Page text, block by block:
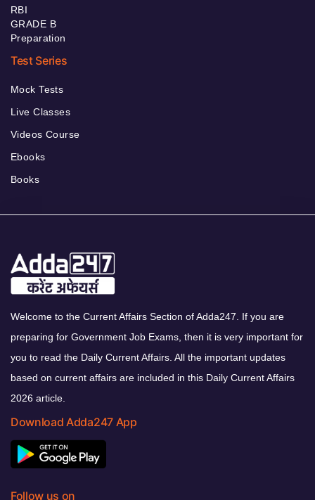
RBI
GRADE B
Preparation
Test Series
Mock Tests
Live Classes
Videos Course
Ebooks
Books
Welcome to the Current Affairs Section of Adda247. If you are
preparing for Government Job Exams, then it is very important for
you to read the Daily Current Affairs. All the important updates
based on current affairs are included in this Daily Current Affairs
2026 article.
Download Adda247 App
Follow us on